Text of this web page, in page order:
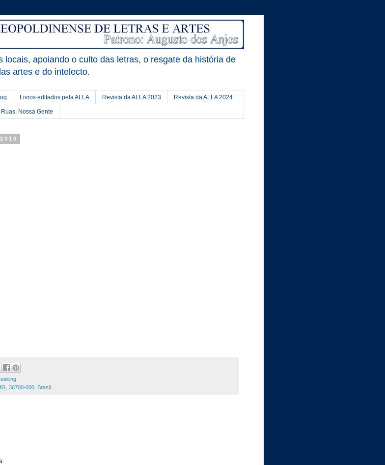
locais, apoiando o culto das letras, o resgate da história de
artes e do intelecto.
Livros editados pela ALLA Revista da ALLA 2023 Revista da ALLA 2024
Nossa Gente
36700-000, Brasil